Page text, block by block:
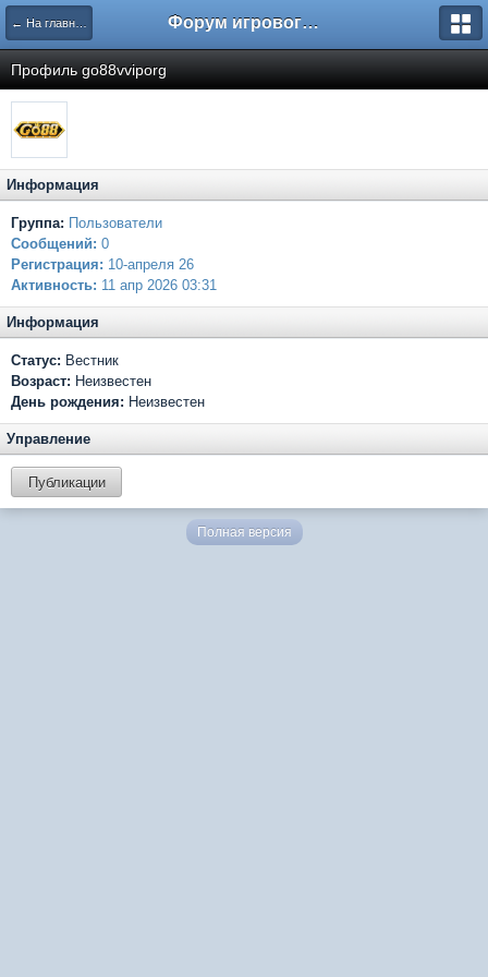
← На главную Форум игрового проекта Riverrise
Профиль go88vviporg
Информация
Группа: Пользователи
Сообщений: 0
Регистрация: 10-апреля 26
Активность: 11 апр 2026 03:31
Информация
Статус: Вестник
Возраст: Неизвестен
День рождения: Неизвестен
Управление
Публикации
Полная версия